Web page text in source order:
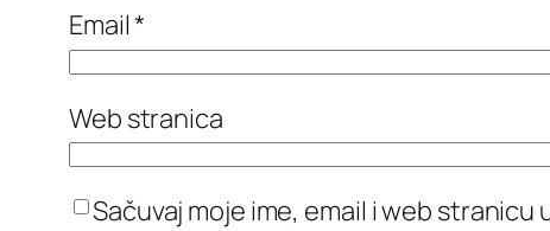
Email*
Web stranica
Sačuvaj moje ime, email i web